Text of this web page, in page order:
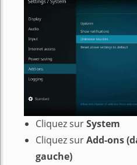
Cliquez surSystem
Cliquez surAdd-ons
gauche)